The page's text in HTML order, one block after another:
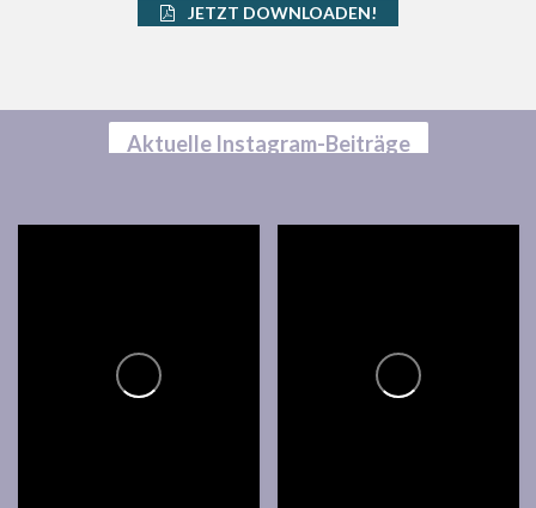
JETZT DOWNLOADEN!
Aktuelle Instagram-Beiträge